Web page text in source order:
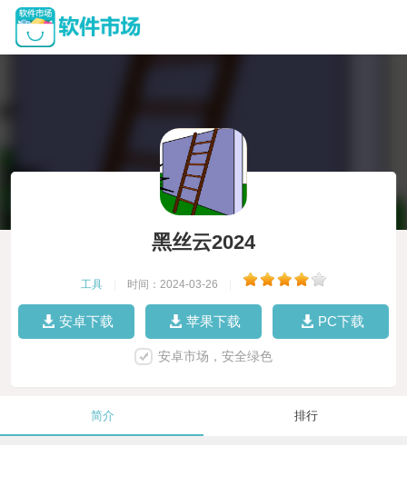
黑丝云2024
工具 时间：2024-03-26
安卓下载 苹果下载 PC下载
安卓市场，安全绿色
简介 排行